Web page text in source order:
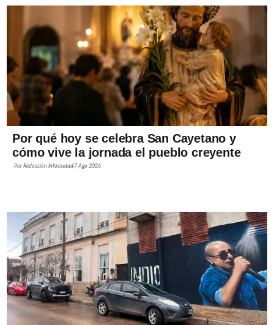
Por qué hoy se celebra San Cayetano y
cómo vive la jornada el pueblo creyente
PorRedacción Infociudad 7 Ago 2026